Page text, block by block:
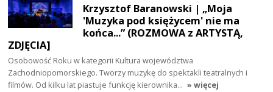
Krzysztof Baranowski | „Moja
'Muzyka pod księżycem' nie ma
końca...” (ROZMOWA z ARTYSTĄ,
ZDJĘCIA]
Osobowość Roku w kategorii Kultura województwa
Zachodniopomorskiego. Tworzy muzykę do spektakli teatralnych i
filmów. Od kilku lat piastuje funkcję kierownika… » więcej